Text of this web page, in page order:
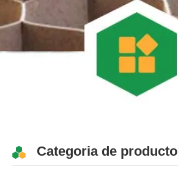
Categoria de producto
Mini IKEA Honeycomb Paperboard Cutting Machine